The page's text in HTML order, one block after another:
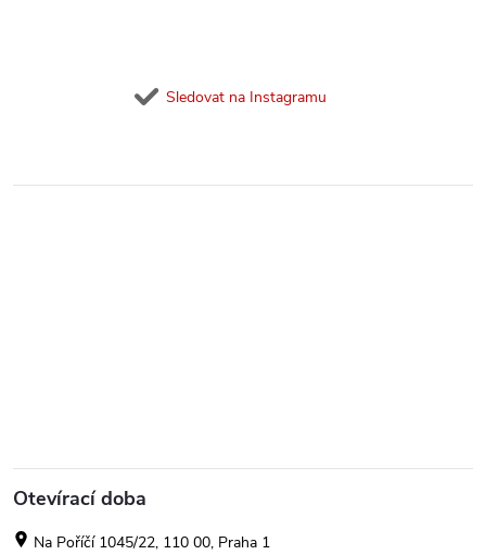
Sledovat na Instagramu
Otevírací doba
Na Poříčí 1045/22, 110 00, Praha 1